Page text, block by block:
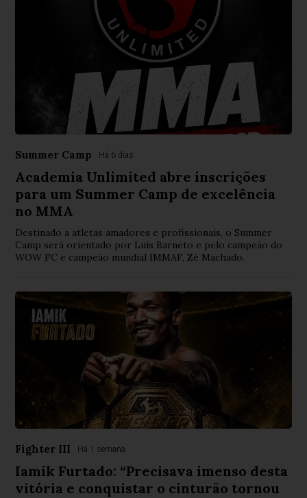
Summer Camp Há 6 dias
Academia Unlimited abre inscrições
para um Summer Camp de excelência
no MMA
Destinado a atletas amadores e profissionais, o Summer
Camp será orientado por Luís Barneto e pelo campeão do
WOW FC e campeão mundial IMMAF, Zé Machado.
Fighter III Há 1 semana
Iamik Furtado: “Precisava imenso desta
vitória e conquistar o cinturão tornou